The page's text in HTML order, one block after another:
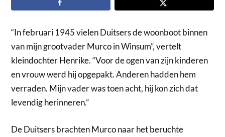
“In februari 1945 vielen Duitsers de woonboot binnen
van mijn grootvader Murco in Winsum”, vertelt
kleindochter Henrike. “Voor de ogen van zijn kinderen
en vrouw werd hij opgepakt. Anderen hadden hem
verraden. Mijn vader was toen acht, hij kon zich dat
levendig herinneren.”
De Duitsers brachten Murco naar het beruchte